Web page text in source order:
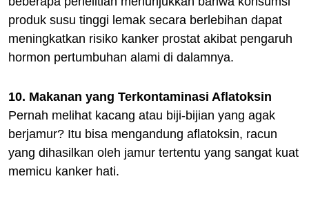
produk susu tinggi lemak secara berlebihan dapat
meningkatkan risiko kanker prostat akibat pengaruh
hormon pertumbuhan alami di dalamnya.
10. Makanan yang Terkontaminasi Aflatoksin
Pernah melihat kacang atau biji-bijian yang agak
berjamur? Itu bisa mengandung aflatoksin, racun
yang dihasilkan oleh jamur tertentu yang sangat kuat
memicu kanker hati.